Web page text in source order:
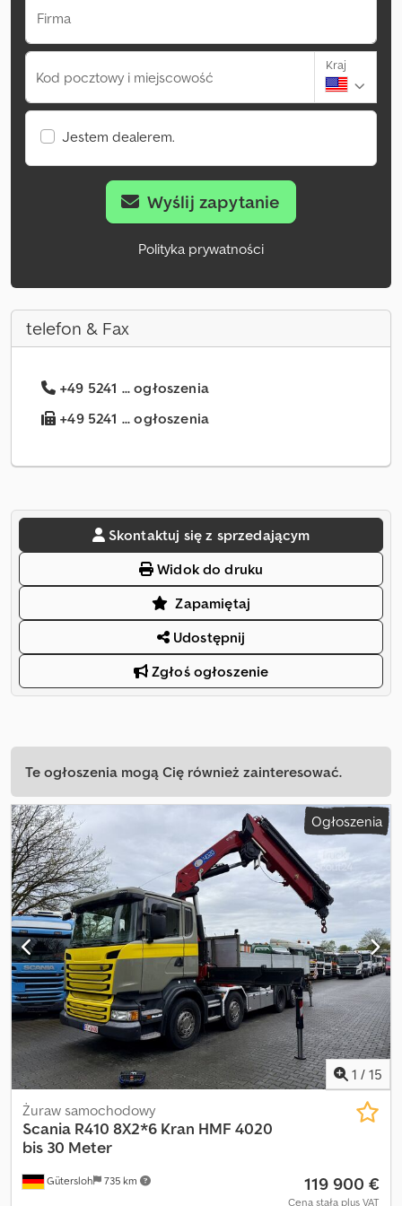
Firma
Kod pocztowy i miejscowość
Kraj
Jestem dealerem.
Wyślij zapytanie
Polityka prywatności
telefon & Fax
+49 5241 ... ogłoszenia
+49 5241 ... ogłoszenia
Skontaktuj się z sprzedającym
Widok do druku
Zapamiętaj
Udostępnij
Zgłoś ogłoszenie
Te ogłoszenia mogą Cię również zainteresować.
Ogłoszenia
1 / 15
Gütersloh 735 km
Żuraw samochodowy
Scania R410 8X2*6 Kran HMF 4020
bis 30 Meter
119 900 €
Cena stała plus VAT